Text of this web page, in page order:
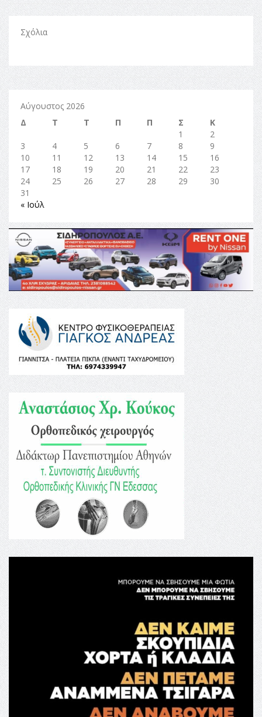
Σχόλια
Αύγουστος 2026
Δ
Τ Τ Π Π Σ
Κ
1
2
3
4 5 6 7 8
9
10
11 12 13 14 15
16
17
18 19 20 21 22
23
24
25 26 27 28 29
30
31
« Ιούλ